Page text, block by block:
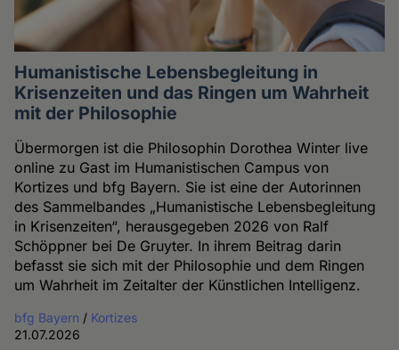
Humanistische Lebensbegleitung in
Krisenzeiten und das Ringen um Wahrheit
mit der Philosophie
Übermorgen ist die Philosophin Dorothea Winter live
online zu Gast im Humanistischen Campus von
Kortizes und bfg Bayern. Sie ist eine der Autorinnen
des Sammelbandes „Humanistische Lebensbegleitung
in Krisenzeiten“, herausgegeben 2026 von Ralf
Schöppner bei De Gruyter. In ihrem Beitrag darin
befasst sie sich mit der Philosophie und dem Ringen
um Wahrheit im Zeitalter der Künstlichen Intelligenz.
bfg Bayern / Kortizes
21.07.2026